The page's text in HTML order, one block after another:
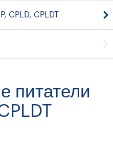
CPLD, CPLDT
питатели